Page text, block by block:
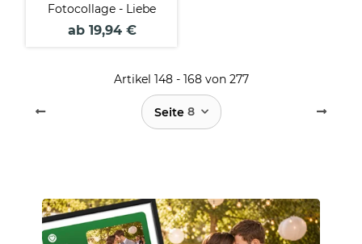
Fotocollage - Liebe
ab 19,94 €
Artikel 148 - 168 von 277
Seite 8